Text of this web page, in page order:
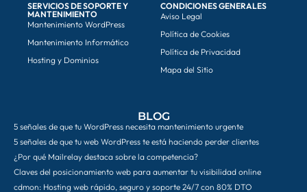
SERVICIOS DE SOPORTE Y
MANTENIMIENTO
Mantenimiento WordPress
Mantenimiento Informático
Hosting y Dominios
CONDICIONES GENERALES
Aviso Legal
Política de Cookies
Política de Privacidad
Mapa del Sitio
BLOG
5 señales de que tu WordPress necesita mantenimiento urgente
5 señales de que tu web WordPress te está haciendo perder clientes
¿Por qué Mailrelay destaca sobre la competencia?
Claves del posicionamiento web para aumentar tu visibilidad online
cdmon: Hosting web rápido, seguro y soporte 24/7 con 80% DTO